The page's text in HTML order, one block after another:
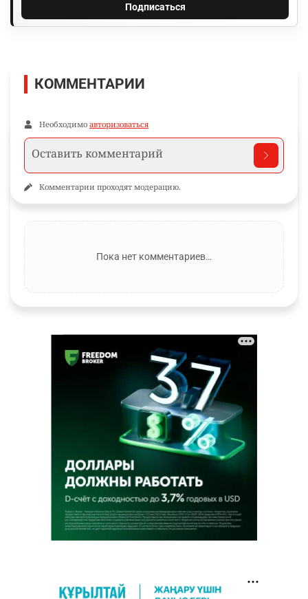
Подписаться
КОММЕНТАРИИ
Необходимо авторизоваться
Комментарии проходят модерацию.
Пока нет комментариев…